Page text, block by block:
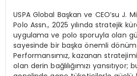
USPA Global Başkan ve CEO’su J.
Polo Assn., 2025 yılında stratejik kü
uygulama ve polo sporuyla olan g
sayesinde bir başkaönemli dönü
Performansımız, kazanan
olan derin bağlılığımızıyansıtıyor;